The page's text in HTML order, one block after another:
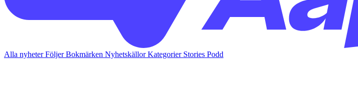
Alla nyheterFöljerBokmärken NyhetskällorKategorier Stories Podd